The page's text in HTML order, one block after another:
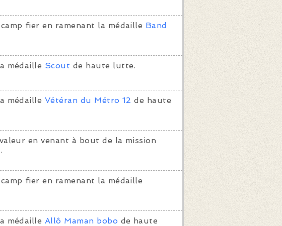
fier en ramenant la médaille Band
médaille Scout de haute lutte.
médaille Vétéran du Métro 12 de haute
en venant à bout de la mission
.
fier en ramenant la médaille
médaille Allô Maman bobo de haute